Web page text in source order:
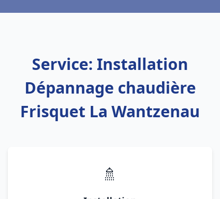
Service: Installation
Dépannage chaudière
Frisquet La Wantzenau
🚿